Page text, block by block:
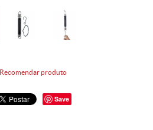
Recomendar produto
Save